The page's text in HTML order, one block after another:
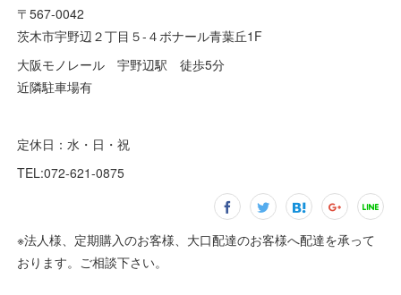
〒567-0042
茨木市宇野辺２丁目５-４ボナール青葉丘1F
大阪モノレール 宇野辺駅 徒歩5分
近隣駐車場有
定休日：水・日・祝
TEL:072-621-0875
※法人様、定期購入のお客様、大口配達のお客様へ配達を承って
おります。ご相談下さい。